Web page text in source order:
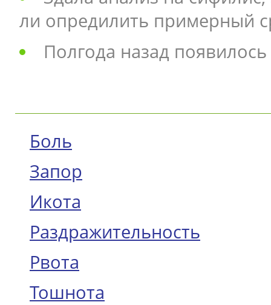
ли опредилить примерный
Полгода назад
Боль
Запор
Икота
Раздражительность
Рвота
Тошнота